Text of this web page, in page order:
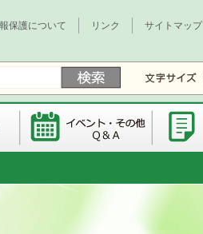
保護について リンク サイトマップ